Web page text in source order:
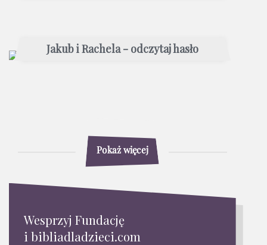
Jakub i Rachela - odczytaj hasło
Pokaż więcej
Wesprzyj Fundację
i bibliadladzieci.com